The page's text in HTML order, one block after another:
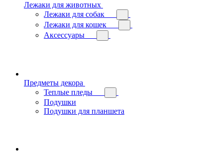
Лежаки для животных
Лежаки для собак
Лежаки для кошек
Аксессуары
Предметы декора
Теплые пледы
Подушки
Подушки для планшета